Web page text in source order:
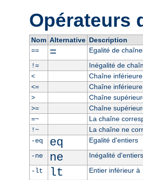
Opérateurs
Nom Alternative Description
==
=
Egalité de
!=
Inégalité de
<
Chaîne
<=
Chaîne
>
Chaîne
>=
Chaîne
=~
La chaîne
!~
La chaîne ne
-eq
eq
Egalité d'entiers
-ne
ne
Inégalité d'entiers
-lt
lt
Entier inférieur à